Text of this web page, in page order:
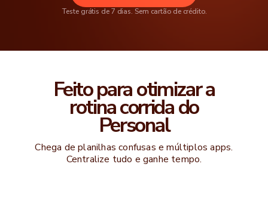
Teste grátis de 7 dias. Sem cartão de crédito.
Feito para otimizar a
rotina corrida do
Personal
Chega de planilhas confusas e múltiplos apps.
Centralize tudo e ganhe tempo.